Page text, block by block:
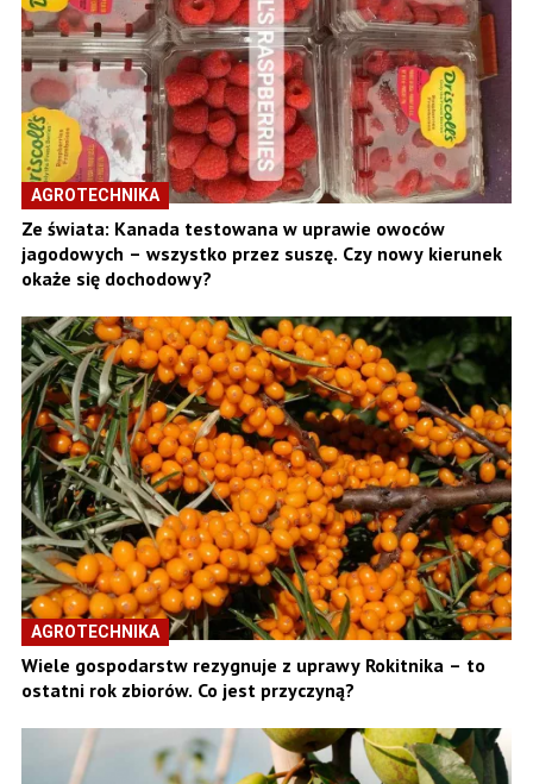
AGROTECHNIKA
Ze świata: Kanada testowana w uprawie owoców
jagodowych – wszystko przez suszę. Czy nowy kierunek
okaże się dochodowy?
AGROTECHNIKA
Wiele gospodarstw rezygnuje z uprawy Rokitnika – to
ostatni rok zbiorów. Co jest przyczyną?